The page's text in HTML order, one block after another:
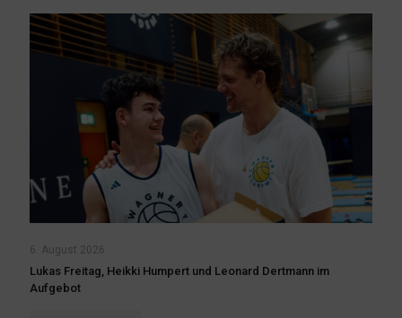
6. August 2026
Lukas Freitag, Heikki Humpert und Leonard Dertmann im
Aufgebot